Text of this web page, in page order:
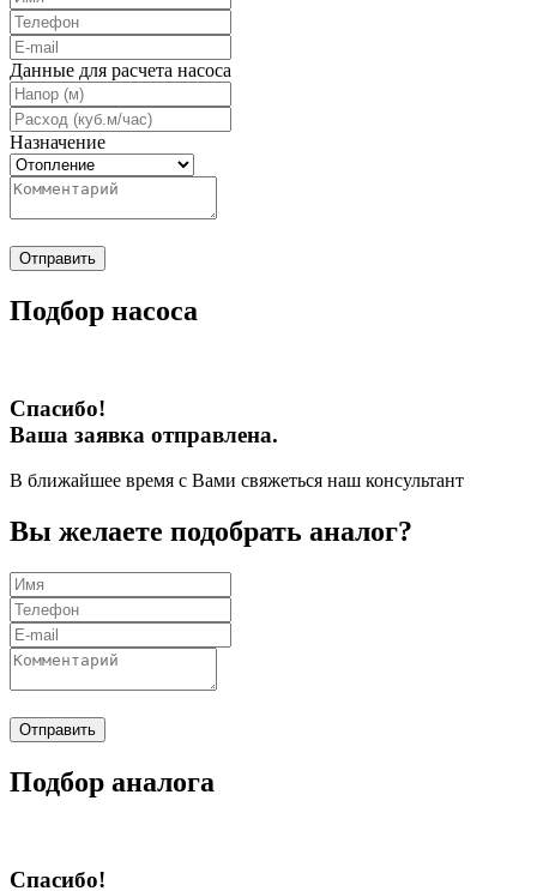
Данные для расчета насоса
Назначение
Отправить
Подбор насоса
Спасибо!
Ваша заявка отправлена.
В ближайшее время с Вами свяжеться наш консультант
Вы желаете подобрать аналог?
Отправить
Подбор аналога
Спасибо!